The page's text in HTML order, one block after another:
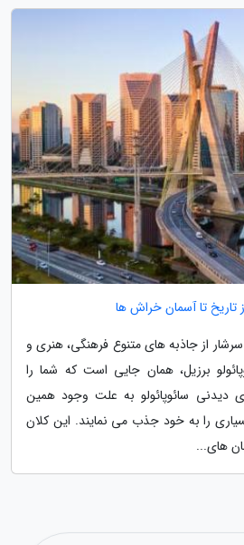
تاریخ تا آسمان خراش ها
از جاذبه های متنوع فرهنگی، هنری و
برزیل، همان جایی است که شما را
دیدنی سائوپائولو به علت وجود همین
را به خود جذب می نمایند. این کلان
های...